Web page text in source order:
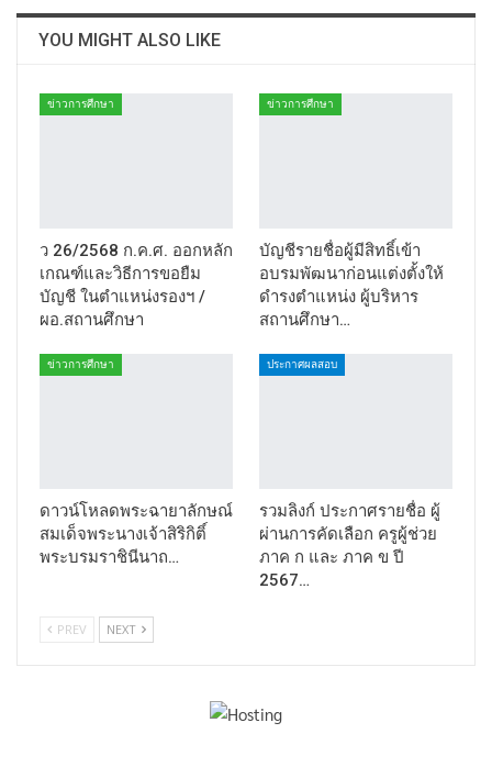
YOU MIGHT ALSO LIKE
ข่าวการศึกษา
ว 26/2568 ก.ค.ศ. ออกหลัก
เกณฑ์และวิธีการขอยืม
บัญชี ในตำแหน่งรองฯ /
ผอ.สถานศึกษา
ข่าวการศึกษา
บัญชีรายชื่อผู้มีสิทธิ์เข้า
อบรมพัฒนาก่อนแต่งตั้งให้
ดำรงตำแหน่ง ผู้บริหาร
สถานศึกษา…
ข่าวการศึกษา
ดาวน์โหลดพระฉายาลักษณ์
สมเด็จพระนางเจ้าสิริกิติ์
พระบรมราชินีนาถ…
ประกาศผลสอบ
รวมลิงก์ ประกาศรายชื่อ ผู้
ผ่านการคัดเลือก ครูผู้ช่วย
ภาค ก และ ภาค ข ปี
2567…
PREV NEXT